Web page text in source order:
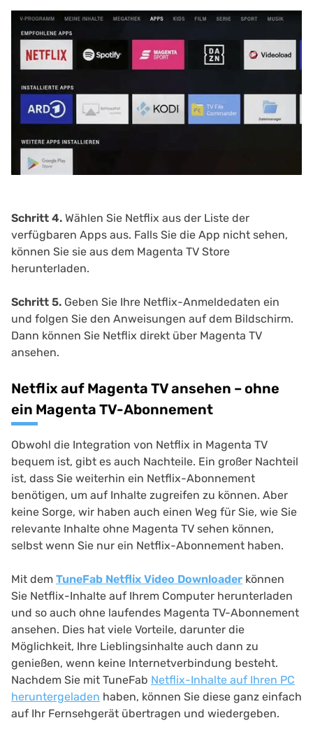
Schritt 4. Wählen Sie Netflix aus der Liste der
verfügbaren Apps aus. Falls Sie die App nicht sehen,
können Sie sie aus dem Magenta TV Store
herunterladen.
Schritt 5. Geben Sie Ihre Netflix-Anmeldedaten ein
und folgen Sie den Anweisungen auf dem Bildschirm.
Dann können Sie Netflix direkt über Magenta TV
ansehen.
Netflix auf Magenta TV ansehen – ohne
ein Magenta TV-Abonnement
Obwohl die Integration von Netflix in Magenta TV
bequem ist, gibt es auch Nachteile. Ein großer Nachteil
ist, dass Sie weiterhin ein Netflix-Abonnement
benötigen, um auf Inhalte zugreifen zu können. Aber
keine Sorge, wir haben auch einen Weg für Sie, wie Sie
relevante Inhalte ohne Magenta TV sehen können,
selbst wenn Sie nur ein Netflix-Abonnement haben.
Mit dem TuneFab Netflix Video Downloader können
Sie Netflix-Inhalte auf Ihrem Computer herunterladen
und so auch ohne laufendes Magenta TV-Abonnement
ansehen. Dies hat viele Vorteile, darunter die
Möglichkeit, Ihre Lieblingsinhalte auch dann zu
genießen, wenn keine Internetverbindung besteht.
Nachdem Sie mit TuneFab Netflix-Inhalte auf Ihren PC
heruntergeladen haben, können Sie diese ganz einfach
auf Ihr Fernsehgerät übertragen und wiedergeben.